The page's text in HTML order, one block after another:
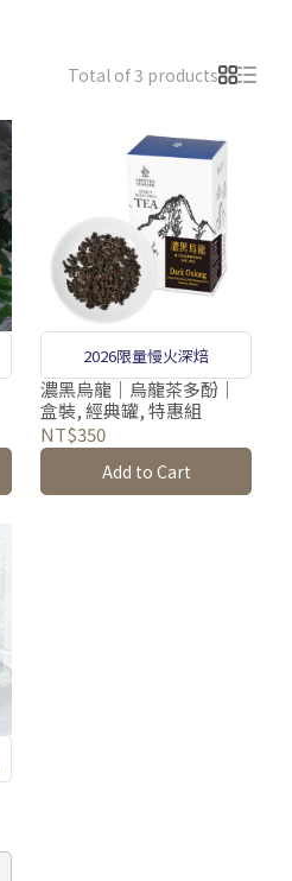
Total of 3 products
2026限量慢火深焙
濃黑烏龍｜烏龍茶多酚｜
盒裝, 經典罐, 特惠組
NT$350
Add to Cart